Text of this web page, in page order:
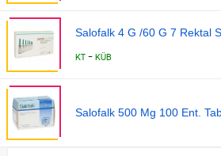
Salofalk 4 G /60 G 7 Rektal
KT - KÜB
Salofalk 500 Mg 100 Ent.